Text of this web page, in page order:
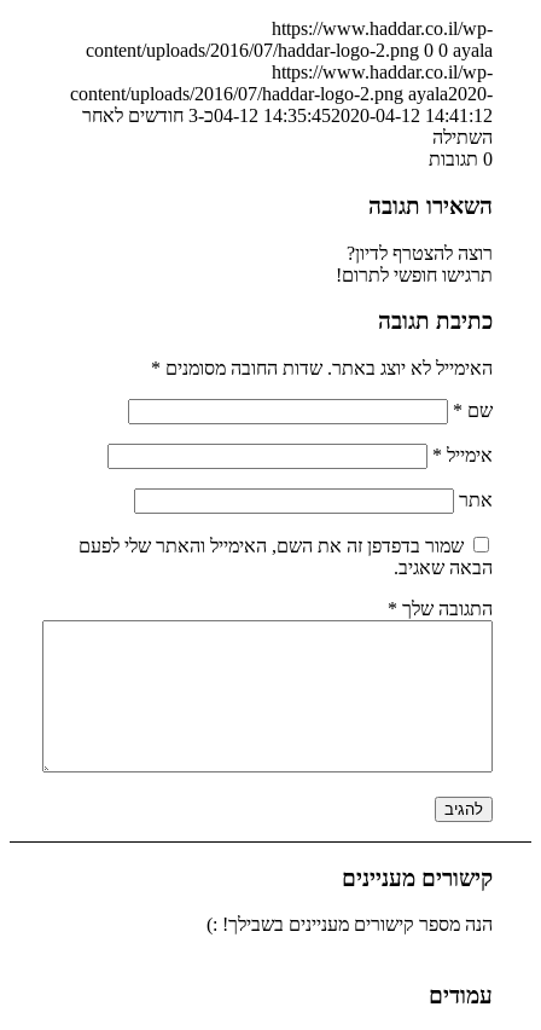
https://www.haddar.co.il/wp-
content/uploads/2016/07/haddar-logo-2.png 0 0 ayala
https://www.haddar.co.il/wp-
content/uploads/2016/07/haddar-logo-2.png ayala2020-
04-12 14:35:452020-04-12 14:41:12
כ-3 חודשים לאחר
השתילה
0 תגובות
השאירו תגובה
רוצה להצטרף לדיון?
תרגישו חופשי לתרום!
כתיבת תגובה
האימייל לא יוצג באתר. שדות החובה מסומנים *
שם *
אימייל *
אתר
שמור בדפדפן זה את השם, האימייל והאתר שלי לפעם
הבאה שאגיב.
התגובה שלך *
קישורים מעניינים
הנה מספר קישורים מעניינים בשבילך! :)
עמודים